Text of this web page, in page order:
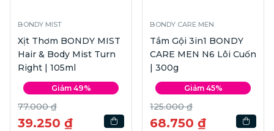
BONDY MIST
Xịt Thơm BONDY MIST
Hair & Body Mist Turn
Right | 105ml
Giảm 49%
77.000 ₫
39.250 ₫
BONDY CARE MEN
Tắm Gội 3in1 BONDY
CARE MEN N6 Lôi Cuốn
| 300g
Giảm 45%
125.000 ₫
68.750 ₫